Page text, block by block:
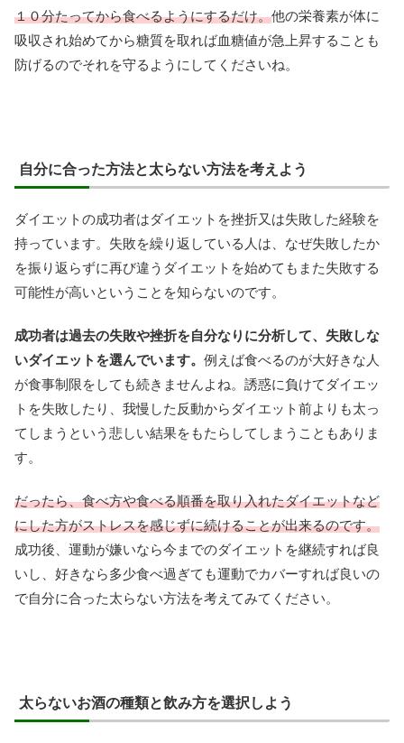
１０分たってから食べるようにするだけ。他の栄養素が体に
吸収され始めてから糖質を取れば血糖値が急上昇することも
防げるのでそれを守るようにしてくださいね。
自分に合った方法と太らない方法を考えよう
ダイエットの成功者はダイエットを挫折又は失敗した経験を
持っています。失敗を繰り返している人は、なぜ失敗したか
を振り返らずに再び違うダイエットを始めてもまた失敗する
可能性が高いということを知らないのです。
成功者は過去の失敗や挫折を自分なりに分析して、失敗しな
いダイエットを選んでいます。 例えば食べるのが大好きな人
が食事制限をしても続きませんよね。誘惑に負けてダイエッ
トを失敗したり、我慢した反動からダイエット前よりも太っ
てしまうという悲しい結果をもたらしてしまうこともありま
す。
だったら、食べ方や食べる順番を取り入れたダイエットなど
にした方がストレスを感じずに続けることが出来るのです。
成功後、運動が嫌いなら今までのダイエットを継続すれば良
いし、好きなら多少食べ過ぎても運動でカバーすれば良いの
で自分に合った太らない方法を考えてみてください。
太らないお酒の種類と飲み方を選択しよう